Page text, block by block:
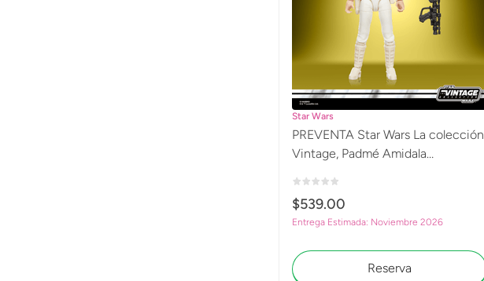
Star Wars
PREVENTA Star Wars La colección
Vintage, Padmé Amidala
coleccionable de 9.5 cm G2631
$539.00
Entrega Estimada: Noviembre 2026
Reserva